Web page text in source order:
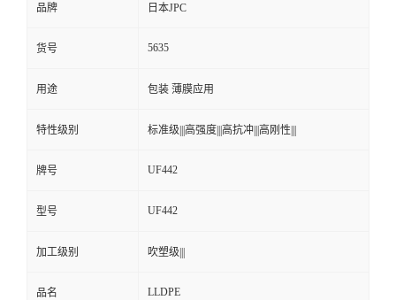
品牌 日本JPC
货号 5635
用途 包装 薄膜应用
特性级别 标准级|||高强度|||高抗冲|||高刚性|||
牌号 UF442
型号 UF442
加工级别 吹塑级|||
品名 LLDPE